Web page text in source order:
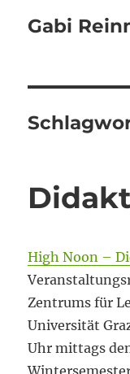
Gabi
High Noon –
Zentrums für
Universität
Uhr mittags